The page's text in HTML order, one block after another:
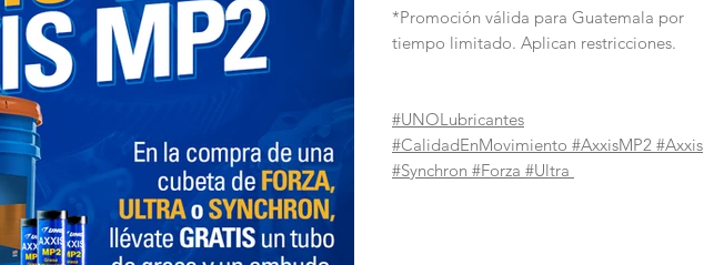
*Promoción válida para Guatemala por
tiempo limitado. Aplican restricciones.
#UNOLubricantes
#CalidadEnMovimiento #AxxisMP2 #Axxis
#Synchron #Forza #Ultra